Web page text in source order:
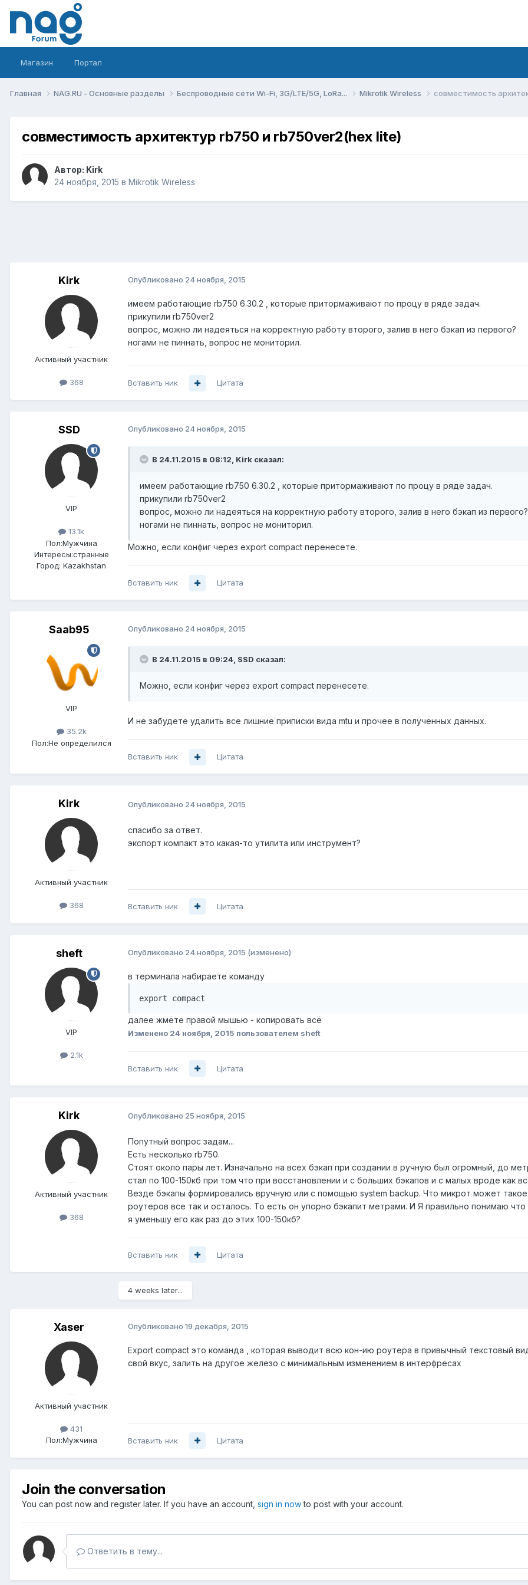
Магазин Портал
Главная NAG.RU - Основные разделы Беспроводные сети Wi-Fi, 3G/LTE/5G, LoRa... Mikrotik Wireless совместимость
совместимость архитектур rb750 и rb750ver2(hex lite)
Автор: Kirk
24 ноября, 2015 в Mikrotik Wireless
Kirk
Активный участник
368
Опубликовано 24 ноября, 2015
имеем работающие rb750 6.30.2 , которые притормаживают по процу в ряде задач.
прикупили rb750ver2
вопрос, можно ли надеяться на корректную работу второго, залив в него бэкап из первого?
ногами не пиннать, вопрос не мониторил.
Вставить ник Цитата
SSD
VIP
13.1k
Пол:Мужчина
Интересы:странные
Город: Kazakhstan
Опубликовано 24 ноября, 2015
В 24.11.2015 в 08:12, Kirk сказал:
имеем работающие rb750 6.30.2 , которые притормаживают по процу в ряде задач.
прикупили rb750ver2
вопрос, можно ли надеяться на корректную работу второго, залив в него бэкап из первого?
ногами не пиннать, вопрос не мониторил.
Можно, если конфиг через export compact перенесете.
Вставить ник Цитата
Saab95
VIP
35.2k
Пол:Не определился
Опубликовано 24 ноября, 2015
В 24.11.2015 в 09:24, SSD сказал:
Можно, если конфиг через export compact перенесете.
И не забудете удалить все лишние приписки вида mtu и прочее в полученных данных.
Вставить ник Цитата
Kirk
Активный участник
368
Опубликовано 24 ноября, 2015
спасибо за ответ.
экспорт компакт это какая-то утилита или инструмент?
Вставить ник Цитата
sheft
VIP
2.1k
Опубликовано 24 ноября, 2015 (изменено)
в терминала набираете команду
export compact
далее жмёте правой мышью - копировать всё
Изменено 24 ноября, 2015 пользователем sheft
Вставить ник Цитата
Kirk
Активный участник
368
Опубликовано 25 ноября, 2015
Попутный вопрос задам...
Есть несколько rb750.
Стоят около пары лет. Изначально на всех бэкап при создании в ручную был огромный, до
стал по 100-150кб при том что при восстановлении и с больших бэкапов и с малых вроде как
Везде бэкапы формировались вручную или с помощью system backup. Что микрот может
роутеров все так и осталось. То есть он упорно бэкапит метрами. И Я правильно понимаю
я уменьшу его как раз до этих 100-150кб?
Вставить ник Цитата
4 weeks later...
Xaser
Активный участник
431
Пол:Мужчина
Опубликовано 19 декабря, 2015
Export compact это команда , которая выводит всю кон-ию роутера в привычный текстовый
свой вкус, залить на другое железо с минимальным изменением в интерфресах
Вставить ник Цитата
Join the conversation
You can post now and register later. If you have an account, sign in nowto post with your account.
Ответить в тему...